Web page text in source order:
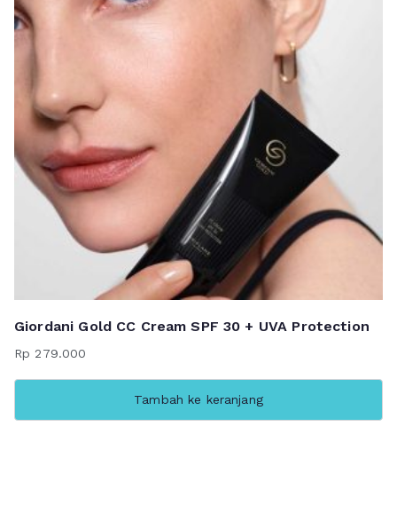
Giordani Gold CC Cream SPF 30 + UVA Protection
Rp 279.000
Tambah ke keranjang